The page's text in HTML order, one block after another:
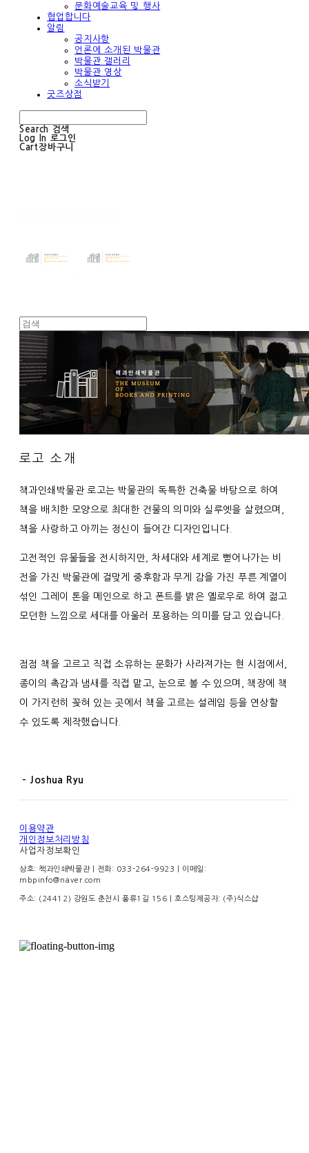
문화예술교육 및 행사
협업합니다
알림
공지사항
언론에 소개된 박물관
박물관 갤러리
박물관 영상
소식받기
굿즈상점
Search 검색
Log In 로그인
Cart장바구니
로고 소개
책과인쇄박물관 로고는 박물관의 독특한 건축물 바탕으로 하여
책을 배치한 모양으로 최대한 건물의 의미와 실루엣을 살렸으며,
책을 사랑하고 아끼는 정신이 들어간 디자인입니다.
고전적인 유물들을 전시하지만, 차세대와 세계로 뻗어나가는 비
전을 가진 박물관에 걸맞게 중후함과 무게 감을 가진 푸른 계열이
섞인 그레이 톤을 메인으로 하고 폰트를 밝은 옐로우로 하여 젊고
모던한 느낌으로 세대를 아울러 포용하는 의미를 담고 있습니다.
점점 책을 고르고 직접 소유하는 문화가 사라져가는 현 시점에서,
종이의 촉감과 냄새를 직접 맡고, 눈으로 볼 수 있으며, 책장에 책
이 가지런히 꽂혀 있는 곳에서 책을 고르는 설레임 등을 연상할
수 있도록 제작했습니다.
- Joshua Ryu
이용약관
개인정보처리방침
사업자정보확인
상호: 책과인쇄박물관 | 전화: 033-264-9923 | 이메일:
mbpinfo@naver.com
주소: (24412) 강원도 춘천시 풍류1길 156 | 호스팅제공자: (주)식스샵